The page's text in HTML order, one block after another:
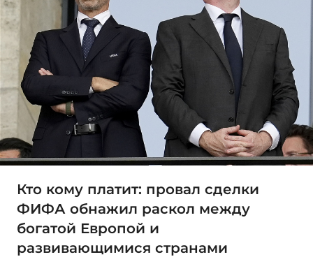
Кто кому платит: провал сделки
ФИФА обнажил раскол между
богатой Европой и
развивающимися странами